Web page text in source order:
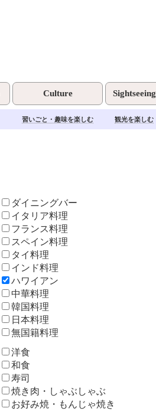
Culture Sightseeing
習いごと・趣味を楽しむ 観光を楽しむ
ダイニングバー
イタリア料理
フランス料理
スペイン料理
タイ料理
インド料理
ハワイアン
中華料理
韓国料理
日本料理
無国籍料理
洋食
和食
寿司
焼き肉・しゃぶしゃぶ
お好み焼・もんじゃ焼き